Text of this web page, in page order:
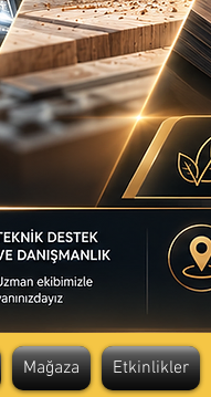
Mağaza Etkinlikler